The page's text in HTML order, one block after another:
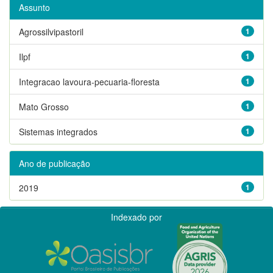
Assunto
1
Agrossilvipastoril
1
Ilpf
1
Integracao lavoura-pecuaria-floresta
1
Mato Grosso
1
Sistemas integrados
Ano de publicação
1
2019
Indexado por